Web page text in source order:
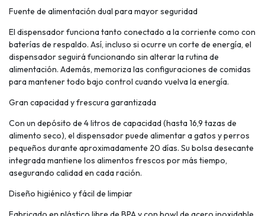
Fuente de alimentación dual para mayor seguridad
El dispensador funciona tanto conectado a la corriente como con
baterías de respaldo. Así, incluso si ocurre un corte de energía, el
dispensador seguirá funcionando sin alterar la rutina de
alimentación. Además, memoriza las configuraciones de comidas
para mantener todo bajo control cuando vuelva la energía.
Gran capacidad y frescura garantizada
Con un depósito de 4 litros de capacidad (hasta 16,9 tazas de
alimento seco), el dispensador puede alimentar a gatos y perros
pequeños durante aproximadamente 20 días. Su bolsa desecante
integrada mantiene los alimentos frescos por más tiempo,
asegurando calidad en cada ración.
Diseño higiénico y fácil de limpiar